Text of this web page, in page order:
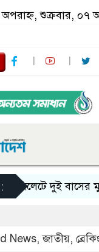
শুক্রবার, ০৭
দুই বাসের
News,জাতীয়,